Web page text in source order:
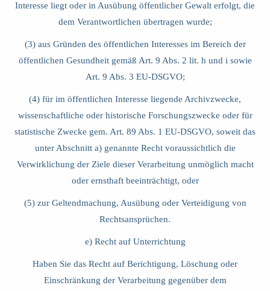
Interesse liegt oder in Ausübung öffentlicher Gewalt erfolgt, die
dem Verantwortlichen übertragen wurde;
(3) aus Gründen des öffentlichen Interesses im Bereich der
öffentlichen Gesundheit gemäß Art. 9 Abs. 2 lit. h und i sowie
Art. 9 Abs. 3 EU-DSGVO;
(4) für im öffentlichen Interesse liegende Archivzwecke,
wissenschaftliche oder historische Forschungszwecke oder für
statistische Zwecke gem. Art. 89 Abs. 1 EU-DSGVO, soweit das
unter Abschnitt a) genannte Recht voraussichtlich die
Verwirklichung der Ziele dieser Verarbeitung unmöglich macht
oder ernsthaft beeinträchtigt, oder
(5) zur Geltendmachung, Ausübung oder Verteidigung von
Rechtsansprüchen.
e) Recht auf Unterrichtung
Haben Sie das Recht auf Berichtigung, Löschung oder
Einschränkung der Verarbeitung gegenüber dem